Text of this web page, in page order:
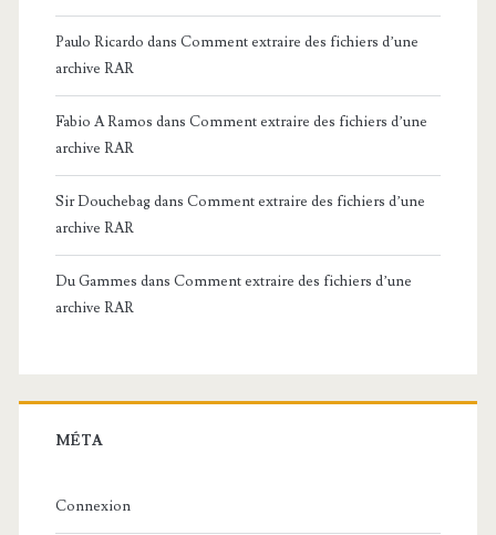
Paulo Ricardo dans Comment extraire des fichiers d’une
archive RAR
Fabio A Ramos dans Comment extraire des fichiers d’une
archive RAR
Sir Douchebagdans Comment extraire des fichiers d’une
archive RAR
Du Gammes dans Comment extraire des fichiers d’une
archive RAR
MÉTA
Connexion